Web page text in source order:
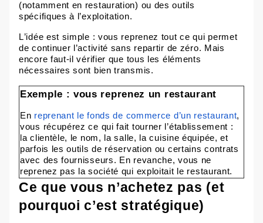
(notamment en restauration) ou des outils
spécifiques à l’exploitation.
L’idée est simple : vous reprenez tout ce qui permet
de continuer l’activité sans repartir de zéro. Mais
encore faut-il vérifier que tous les éléments
nécessaires sont bien transmis.
Exemple : vous reprenez un restaurant
En reprenant le fonds de commerce d’un restaurant,
vous récupérez ce qui fait tourner l’établissement :
la clientèle, le nom, la salle, la cuisine équipée, et
parfois les outils de réservation ou certains contrats
avec des fournisseurs. En revanche, vous ne
reprenez pas la société qui exploitait le restaurant.
Ce que vous n’achetez pas (et
pourquoi c’est stratégique)